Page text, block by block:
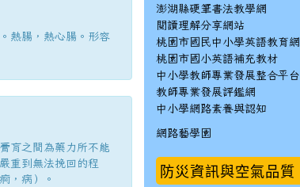
熱腸，熱心腸。形容
肓之間為藥力所不能
重到無法挽回的程
，病）。
澎湖縣硬筆書法教學網
閱讀理解分享網站
桃園市國民中小學英語教育網
桃園市國小英語補充教材
中小學教師專業發展整合平台
教師專業發展評鑑網
中小學網路素養與認知
網路藝學園
防災資訊與空氣品質